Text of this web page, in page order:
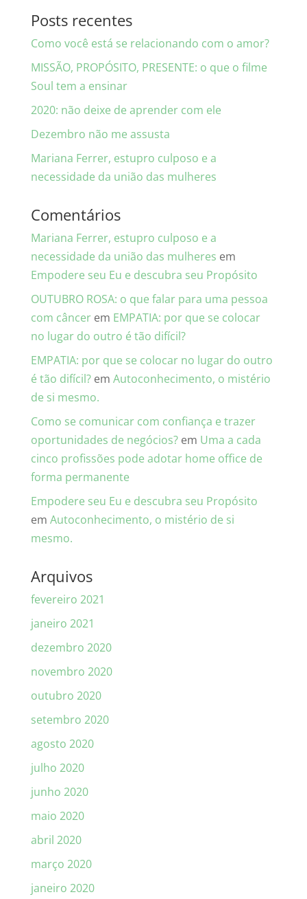
Posts recentes
Como você está se relacionando com o amor?
MISSÃO, PROPÓSITO, PRESENTE: o que o filme
Soul tem a ensinar
2020: não deixe de aprender com ele
Dezembro não me assusta
Mariana Ferrer, estupro culposo e a
necessidade da união das mulheres
Comentários
Mariana Ferrer, estupro culposo e a
necessidade da união das mulheres em
Empodere seu Eu e descubra seu Propósito
OUTUBRO ROSA: o que falar para uma pessoa
com câncerem EMPATIA: por que se colocar
no lugar do outro é tão difícil?
EMPATIA: por que se colocar no lugar do outro
é tão difícil?em Autoconhecimento, o mistério
de si mesmo.
Como se comunicar com confiança e trazer
oportunidades de negócios?em Uma a cada
cinco profissões pode adotar home office de
forma permanente
Empodere seu Eu e descubra seu Propósito
em Autoconhecimento, o mistério de si
mesmo.
Arquivos
fevereiro 2021
janeiro 2021
dezembro 2020
novembro 2020
outubro 2020
setembro 2020
agosto 2020
julho 2020
junho 2020
maio 2020
abril 2020
março 2020
janeiro 2020